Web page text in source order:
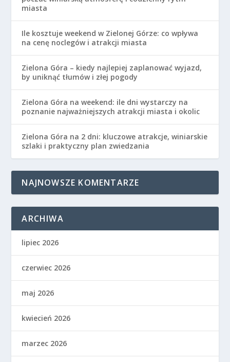
miasta
Ile kosztuje weekend w Zielonej Górze: co wpływa
na cenę noclegów i atrakcji miasta
Zielona Góra – kiedy najlepiej zaplanować wyjazd,
by uniknąć tłumów i złej pogody
Zielona Góra na weekend: ile dni wystarczy na
poznanie najważniejszych atrakcji miasta i okolic
Zielona Góra na 2 dni: kluczowe atrakcje, winiarskie
szlaki i praktyczny plan zwiedzania
NAJNOWSZE KOMENTARZE
ARCHIWA
lipiec 2026
czerwiec 2026
maj 2026
kwiecień 2026
marzec 2026